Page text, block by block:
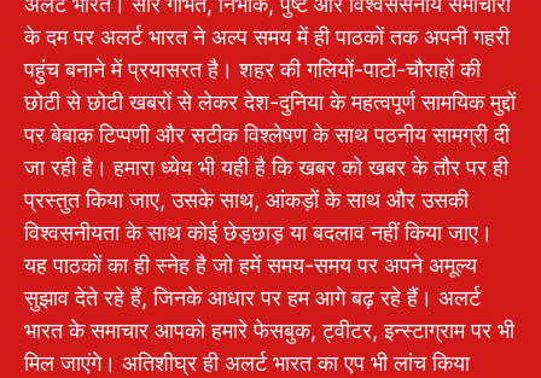
के दम पर अलर्ट भारत ने अल्प समय में ही पाठकों तक अपनी गहरी
पहुंच बनाने में प्रयासरत है। शहर की गलियों-पाटों-चौराहों की
छोटी से छोटी खबरों से लेकर देश-दुनिया के महत्वपूर्ण सामयिक मुद्दों
पर बेबाक टिप्पणी और सटीक विश्लेषण के साथ पठनीय सामग्री दी
जा रही है। हमारा ध्येय भी यही है कि खबर को खबर के तौर पर ही
प्रस्तुत किया जाए, उसके साथ, आंकड़ों के साथ और उसकी
विश्वसनीयता के साथ कोई छेड़छाड़ या बदलाव नहीं किया जाए।
यह पाठकों का ही स्नेह है जो हमें समय-समय पर अपने अमूल्य
सुझाव देते रहे हैं, जिनके आधार पर हम आगे बढ़ रहे हैं। अलर्ट
भारत के समाचार आपको हमारे फेसबुक, ट्वीटर, इन्स्टाग्राम पर भी
मिल जाएंगे। अतिशीघ्र ही अलर्ट भारत का एप भी लांच किया